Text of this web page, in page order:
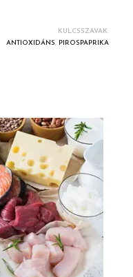
KULCSSZAVAK:
ANTIOXIDÁNS, PIROSPAPRIKA